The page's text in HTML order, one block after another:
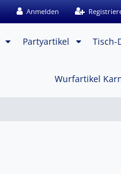
Anmelden
Partyartikel Tisch-
Wurfartikel